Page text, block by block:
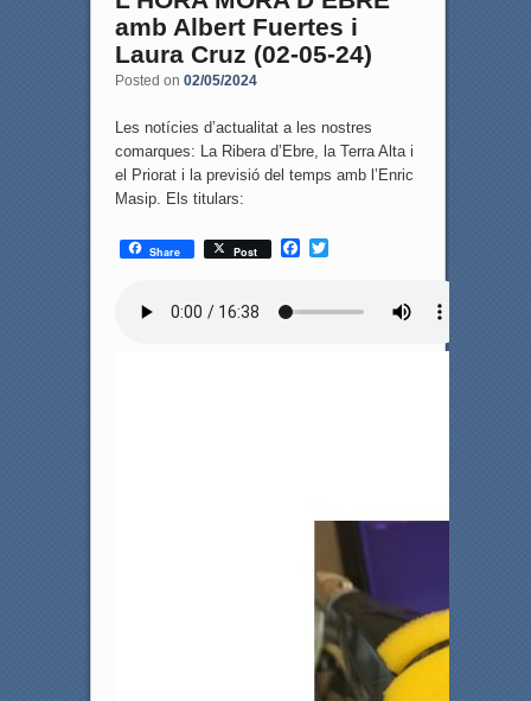
amb Albert Fuertes i
Laura Cruz (02-05-24)
Posted on 02/05/2024
Les notícies d’actualitat a les nostres
comarques: La Ribera d’Ebre, la Terra Alta i
el Priorat i la previsió del temps amb l’Enric
Masip. Els titulars:
Share Post
F
T